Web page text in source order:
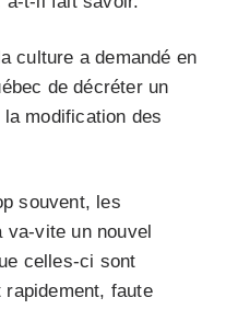
culture a demandé en
de décréter un
modification des
souvent, les
vite un nouvel
celles-ci sont
faute